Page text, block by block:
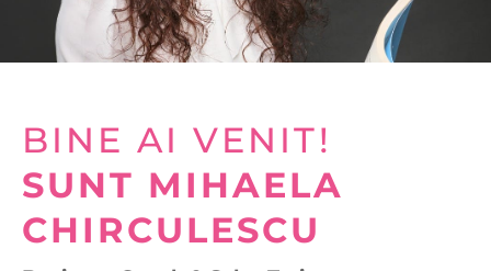
BINE AI VENIT!
SUNT MIHAELA
CHIRCULESCU